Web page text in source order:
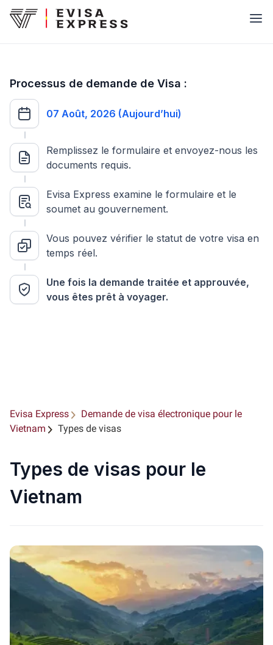
Processus de demande de Visa :
07 Août, 2026 (Aujourd’hui)
Remplissez le formulaire et envoyez-nous les
documents requis.
Evisa Express examine le formulaire et le
soumet au gouvernement.
Vous pouvez vérifier le statut de votre visa en
temps réel.
Une fois la demande traitée et approuvée,
vous êtes prêt à voyager.
Evisa Express
Demande de visa électronique pour le
Vietnam
Types de visas
Types de visas pour le
Vietnam